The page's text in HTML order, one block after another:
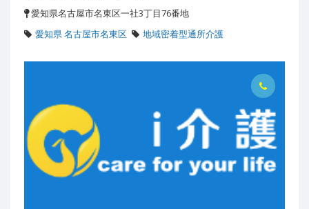
愛知県名古屋市名東区一社3丁目76番地
愛知県 名古屋市名東区
地域密着型通所介護